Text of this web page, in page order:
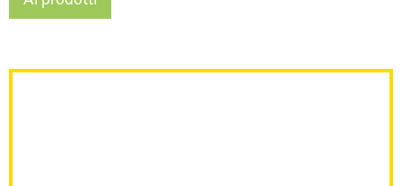
Similasan Spray acne